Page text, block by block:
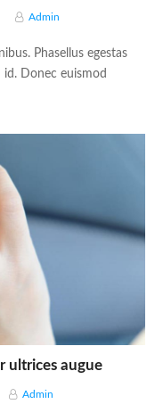
Admin
Phasellus egestas
id. Donec euismod
ultrices augue
Admin